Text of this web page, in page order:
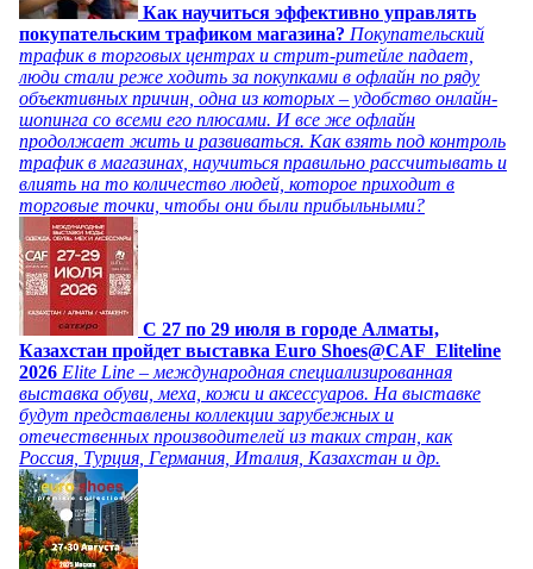
Как научиться эффективно управлять
покупательским трафиком магазина? Покупательский
трафик в торговых центрах и стрит-ритейле падает,
люди стали реже ходить за покупками в офлайн по ряду
объективных причин, одна из которых – удобство онлайн-
шопинга со всеми его плюсами. И все же офлайн
продолжает жить и развиваться. Как взять под контроль
трафик в магазинах, научиться правильно рассчитывать и
влиять на то количество людей, которое приходит в
торговые точки, чтобы они были прибыльными?
C 27 по 29 июля в городе Алматы,
Казахстан пройдет выставка Euro Shoes@CAF_Eliteline
2026 Elite Line – международная специализированная
выставка обуви, меха, кожи и аксессуаров. На выставке
будут представлены коллекции зарубежных и
отечественных производителей из таких стран, как
Россия, Турция, Германия, Италия, Казахстан и др.